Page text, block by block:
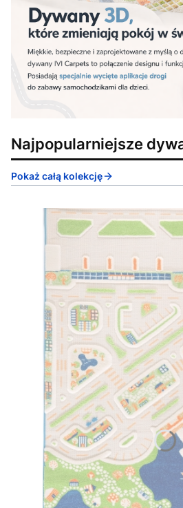
Najpopularniejsze
Pokaż całą kolekcję